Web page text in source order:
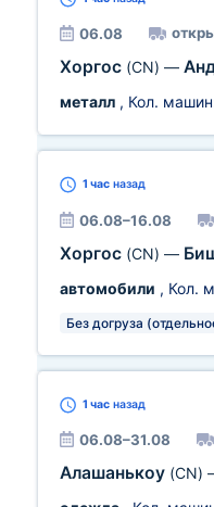
06.08
Хоргос (CN) —
металл , Кол.
1 час назад
06.08–16.08
Хоргос (CN) —
автомобили , Кол.
Без догруза
1 час назад
06.08–31.08
Алашанькоу (CN)